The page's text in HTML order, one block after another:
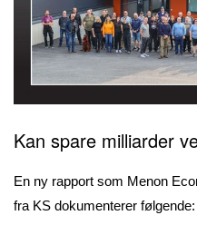
Kan spare milliarder
En ny rapport som Menon
fra KS dokumenterer følgende: